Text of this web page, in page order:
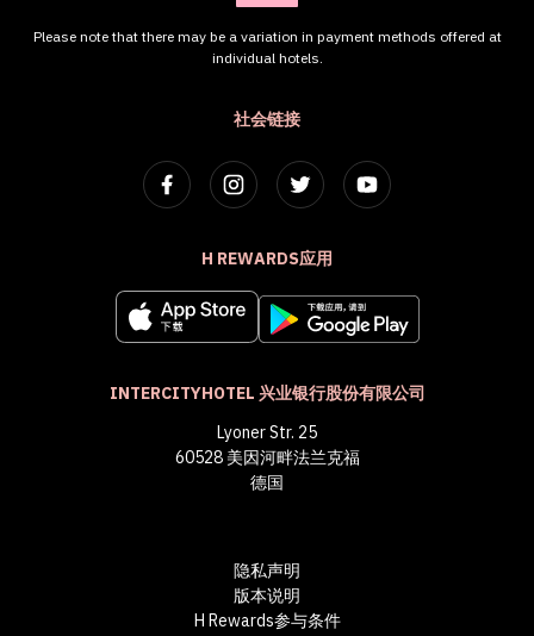
社会链接
H REWARDS应用
INTERCITYHOTEL 兴业银行股份有限公司
Lyoner Str. 25
60528 美因河畔法兰克福
德国
Please note that there may be a variation in payment methods offered at
individual hotels.
隐私声明
版本说明
H Rewards参与条件